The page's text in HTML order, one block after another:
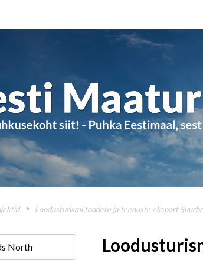
Loodusturismi toodete ja teenuste eksport
North